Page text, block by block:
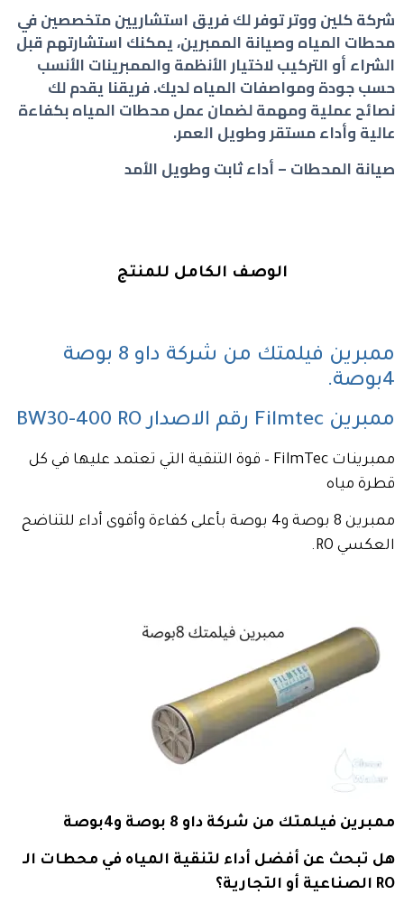
شركة كلين ووتر توفر لك فريق استشاريين متخصصين في
محطات المياه وصيانة الممبرين، يمكنك استشارتهم قبل
الشراء أو التركيب لاختيار الأنظمة والممبرينات الأنسب
حسب جودة ومواصفات المياه لديك. فريقنا يقدم لك
نصائح عملية ومهمة لضمان عمل محطات المياه بكفاءة
عالية وأداء مستقر وطويل العمر.
صيانة المحطات – أداء ثابت وطويل الأمد
الوصف الكامل للمنتج
ممبرين فيلمتك من شركة داو 8 بوصة
4بوصة.
ممبرين Filmtec رقم الاصدار BW30-400 RO
ممبرينات FilmTec – قوة التنقية التي تعتمد عليها في كل
قطرة مياه
ممبرين 8 بوصة و4 بوصة بأعلى كفاءة وأقوى أداء للتناضح
العكسي RO.
ممبرين فيلمتك من شركة داو 8 بوصة و4بوصة
هل تبحث عن أفضل أداء لتنقية المياه في محطات الـ
RO الصناعية أو التجارية؟